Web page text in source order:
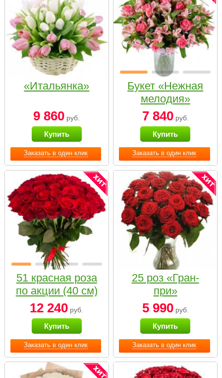
Заказать в один клик
«Итальянка»
9 860 руб.
Купить
Заказать в один клик
Букет «Нежная
мелодия»
7 840руб.
Купить
Заказать в один клик
51 красная роза
по акции (40 см)
12 240 руб.
Купить
Заказать в один клик
25 роз «Гран-
при»
5 990руб.
Купить